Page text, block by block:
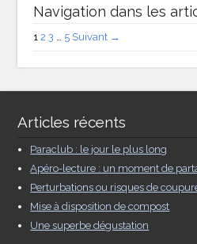
Navigation dans les
1 2 3 … 5 Suivant →
Articles récents
Paraclub : le jour le plus long
Apéro-lecture : un moment de
Perturbations ou risques de
Mise à disposition de compost
Une superbe dégustation